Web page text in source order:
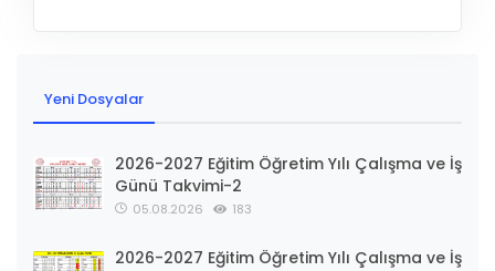
Yeni Dosyalar
2026-2027 Eğitim Öğretim Yılı Çalışma ve İş
Günü Takvimi-2
05.08.2026 183
2026-2027 Eğitim Öğretim Yılı Çalışma ve İş